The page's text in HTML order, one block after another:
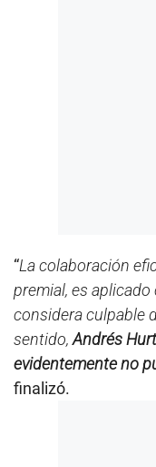
“La colaboración
premial, es
considera culpable
sentido,Andrés
evidentemente no
finalizó.